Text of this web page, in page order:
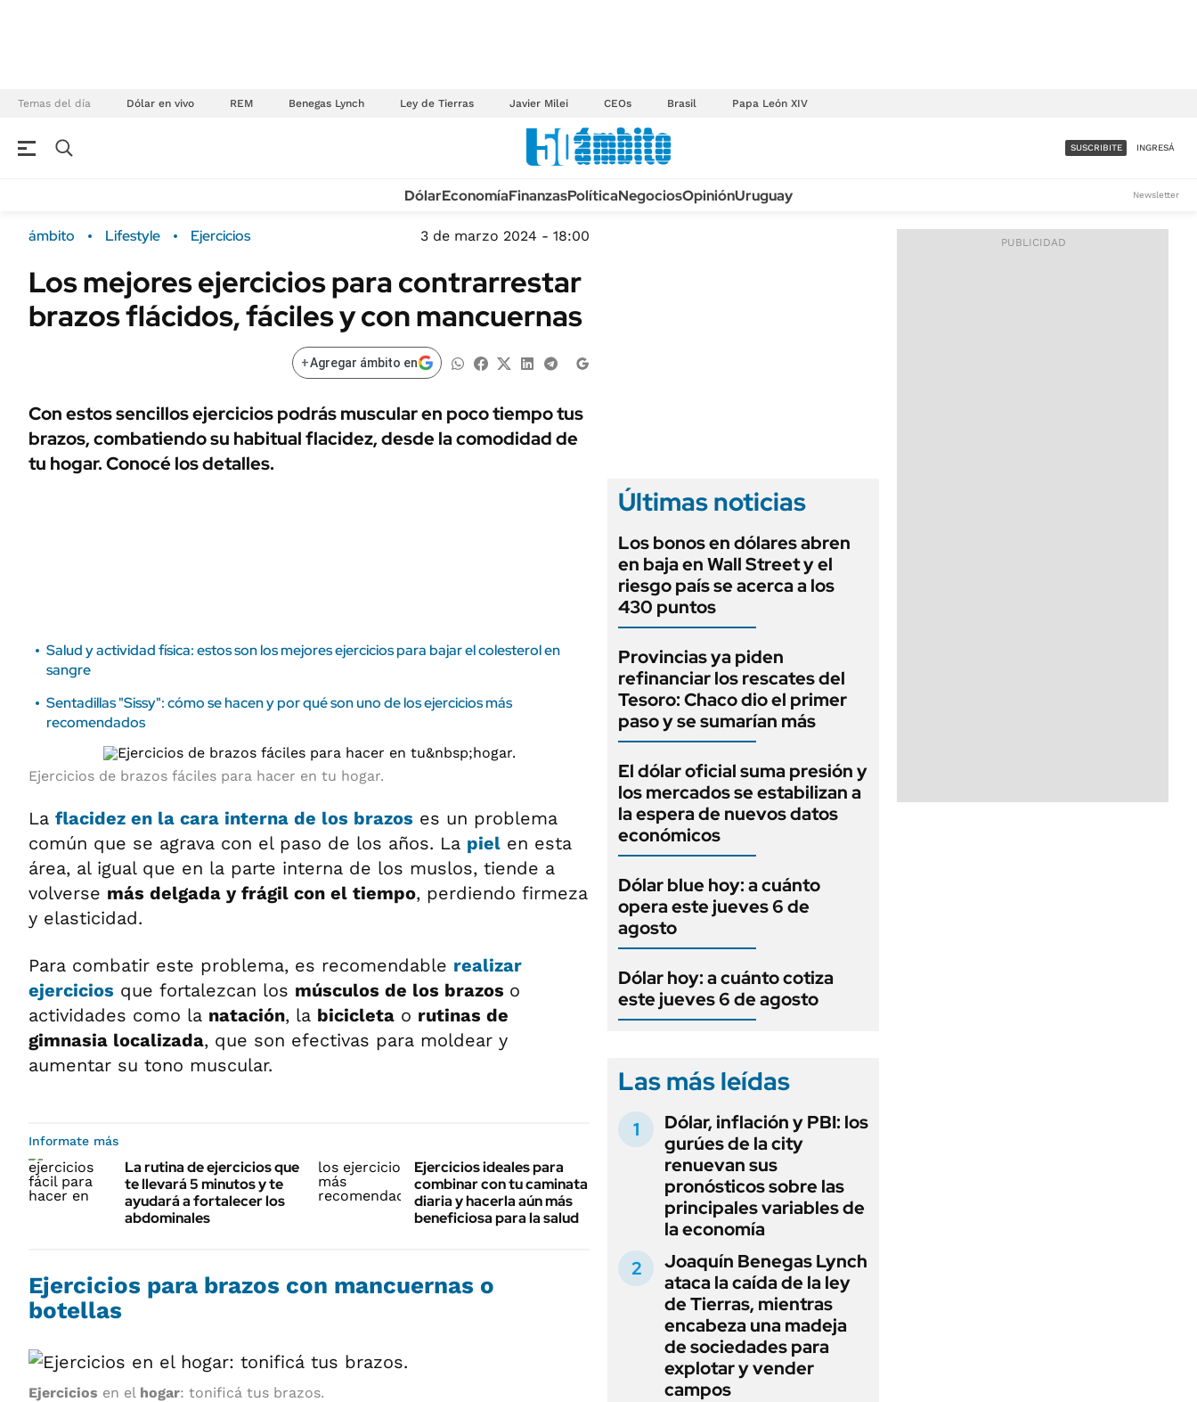
Temas del día Dólar en vivo REM Benegas Lynch Ley de Tierras Javier Milei CEOs Brasil Papa León XIV
Campo
FINANZAS
ÁMBITO DEBATE
MEDIAKIT AMBITO DEBATE
Sustentabilidad
Seguros
ENERGY REPORT
POLÍTICA
Municipios
URUGUAY
TECNOLOGÍA
MÉXICO
MUNDO
INFORMACIÓN GENERAL
LIFESTYLE
AUTOS
ACCESO FULL - $1.800/MES
SUSCRIBITE INGRESÁ
DólarEconomíaFinanzasPolíticaNegociosOpiniónUruguay Newsletter
ámbito Lifestyle Ejercicios 3 de marzo 2024 - 18:00
Los mejores ejercicios para contrarrestar
brazos flácidos, fáciles y con mancuernas
+Agregar ámbito en
Con estos sencillos ejercicios podrás muscular en poco tiempo tus
brazos, combatiendo su habitual flacidez, desde la comodidad de
tu hogar. Conocé los detalles.
Salud y actividad física: estos son los mejores ejercicios para bajar el colesterol en
sangre
Sentadillas "Sissy": cómo se hacen y por qué son uno de los ejercicios más
recomendados
Ejercicios de brazos fáciles para hacer en tu hogar.
La flacidez en la cara interna de los brazos es un problema
común que se agrava con el paso de los años. La piel en esta
área, al igual que en la parte interna de los muslos, tiende a
volverse más delgada y frágil con el tiempo, perdiendo firmeza
y elasticidad.
Para combatir este problema, es recomendable realizar
ejercicios que fortalezcan los músculos de los brazos o
actividades como la natación, la bicicleta o rutinas de
gimnasia localizada, que son efectivas para moldear y
aumentar su tono muscular.
Informate más
La rutina de ejercicios que
te llevará 5 minutos y te
ayudará a fortalecer los
abdominales
Ejercicios ideales para
combinar con tu caminata
diaria y hacerla aún más
beneficiosa para la salud
Ejercicios para brazos con mancuernas o
botellas
Ejercicios en el hogar: tonificá tus brazos.
Últimas noticias
Los bonos en dólares abren
en baja en Wall Street y el
riesgo país se acerca a los
430 puntos
Provincias ya piden
refinanciar los rescates del
Tesoro: Chaco dio el primer
paso y se sumarían más
El dólar oficial suma presión y
los mercados se estabilizan a
la espera de nuevos datos
económicos
Dólar blue hoy: a cuánto
opera este jueves 6 de
agosto
Dólar hoy: a cuánto cotiza
este jueves 6 de agosto
Las más leídas
Dólar, inflación y PBI: los
gurúes de la city
renuevan sus
pronósticos sobre las
principales variables de
la economía
Joaquín Benegas Lynch
ataca la caída de la ley
de Tierras, mientras
encabeza una madeja
de sociedades para
explotar y vender
campos